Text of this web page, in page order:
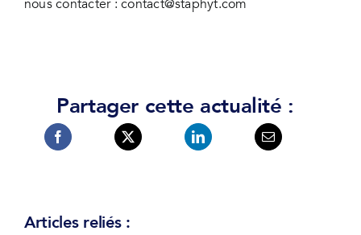
nous contacter :contact@staphyt.com
Partager cette actualité :
Articles reliés :